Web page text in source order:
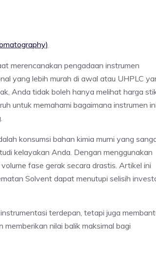
merencanakan pengadaan instrumen
yang lebih murah di awal atau UHPLC
Anda tidak boleh hanya melihat harga
untuk memahami bagaimana instrumen
konsumsi bahan kimia murni yang
kelayakan Anda. Dengan menggunakan
fase gerak secara drastis. Artikel ini
Solvent dapat menutupi selisih
terdepan, tetapi juga
nilai balik maksimal bagi